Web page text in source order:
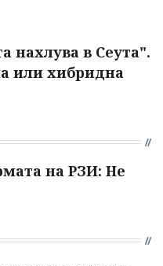
нахлува в Сеута".
или хибридна
на РЗИ: Не